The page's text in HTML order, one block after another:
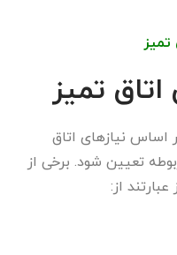
تمیز
اساس نیازهای اتاق
تعیین شود. برخی از
از: